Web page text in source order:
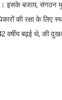
इसके बजाय, संगठन
की रक्षा के लिए
वर्षीय बढ़ई थे, की